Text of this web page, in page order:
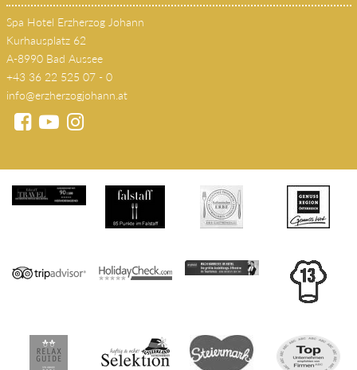
Spa Hotel Erzherzog Johann
Kurhausplatz 62
A-8990 Bad Aussee
+43 36 22 525 07 - 0
info@erzherzogjohann.at